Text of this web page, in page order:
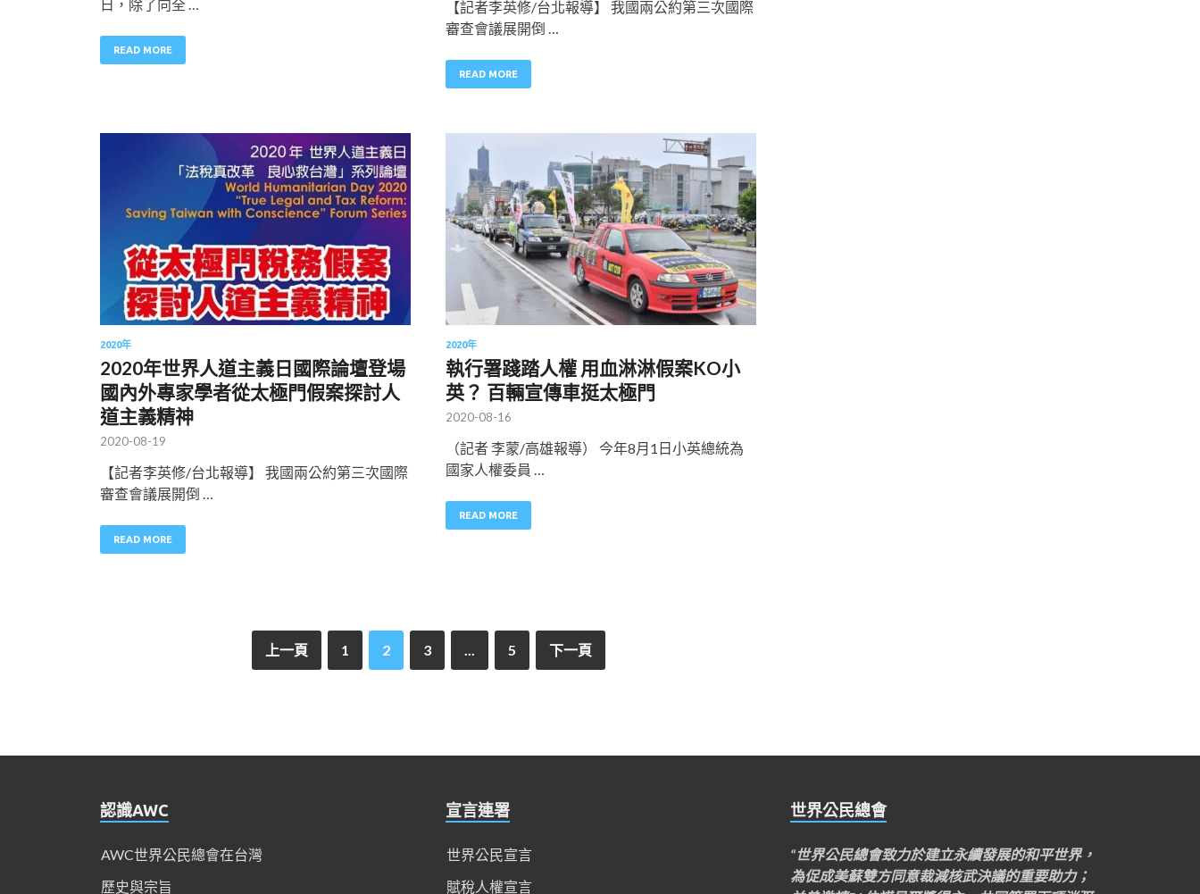
日，除了向全 …
READ MORE
【記者李英修/台北報導】 我國兩公約第三次國際
審查會議展開倒 …
READ MORE
2020年
2020年世界人道主義日國際論壇登場
國內外專家學者從太極門假案探討人
道主義精神
2020-08-19
【記者李英修/台北報導】 我國兩公約第三次國際
審查會議展開倒 …
READ MORE
2020年
執行署踐踏人權 用血淋淋假案KO小
英？ 百輛宣傳車挺太極門
2020-08-16
（記者 李蒙/高雄報導） 今年8月1日小英總統為
國家人權委員 …
READ MORE
上一頁 1 2 3 5 下一頁
認識AWC
AWC世界公民總會在台灣
歷史與宗旨
宣言連署
世界公民宣言
賦稅人權宣言
世界公民總會
“世界公民總會致力於建立永續發展的和平世界，
為促成美蘇雙方同意裁減核武決議的重要助力；